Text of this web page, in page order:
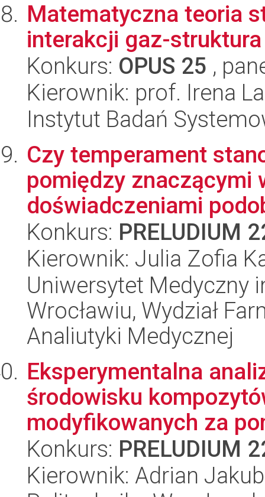
Matematyczna teoria
interakcji gaz-struktura
Konkurs: OPUS 25 ,
Kierownik: prof. Irena
Instytut Badań
Czy temperament
pomiędzy znaczącymi
doświadczeniami
Konkurs: PRELUDIUM
Kierownik: Julia Zofia
Uniwersytet Medyczny
Wrocławiu, Wydział
Analiutyki Medycznej
Eksperymentalna
środowisku
modyfikowanych za
Konkurs: PRELUDIUM
Kierownik: Adrian